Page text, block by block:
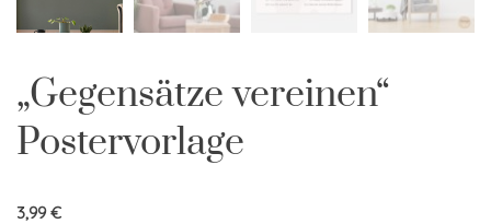
„Gegensätze vereinen“
Postervorlage
3,99€